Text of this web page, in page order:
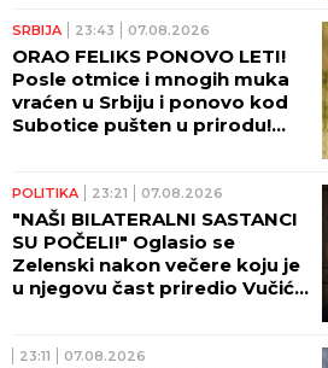
SRBIJA 23:43 07.08.2026
ORAO FELIKS PONOVO LETI!
Posle otmice i mnogih muka
vraćen u Srbiju i ponovo kod
Subotice pušten u prirodu!
POLITIKA 23:21 07.08.2026
"NAŠI BILATERALNI SASTANCI
SU POČELI!" Oglasio se
Zelenski nakon večere koju je
u njegovu čast priredio Vučić!
23:11 07.08.2026